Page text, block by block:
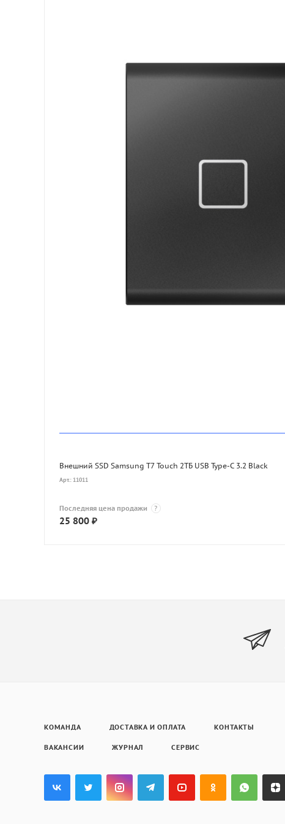
Внешний SSD Samsung T7 Touch 2ТБ USB Type-C 3.2 Black
Арт.: 11011
Последняя цена продажи ?
25 800 ₽
КОМАНДА ДОСТАВКА И ОПЛАТА КОНТАКТЫ
ВАКАНСИИ ЖУРНАЛ СЕРВИС